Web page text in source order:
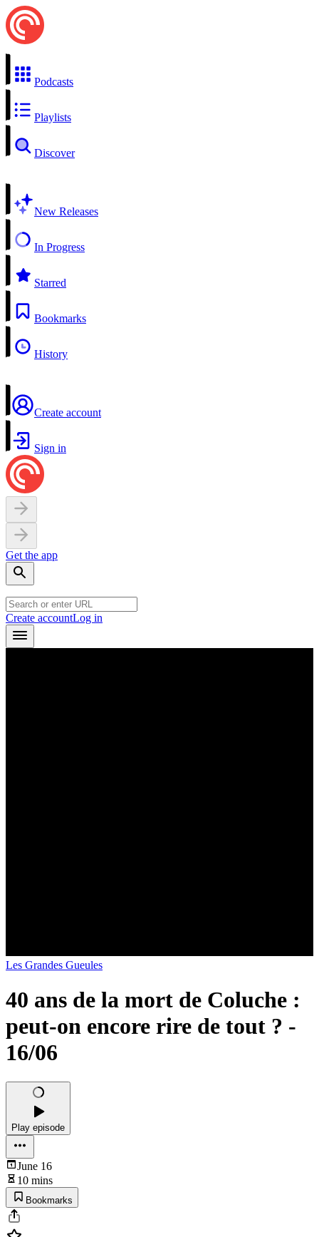
Podcasts
Playlists
Discover
New Releases
In Progress
Starred
Bookmarks
History
Create account
Sign in
Get the app
Create accountLog in
Les Grandes Gueules
40 ans de la mort de Coluche :
peut-on encore rire de tout ? -
16/06
Play episode
June 16
10 mins
Bookmarks